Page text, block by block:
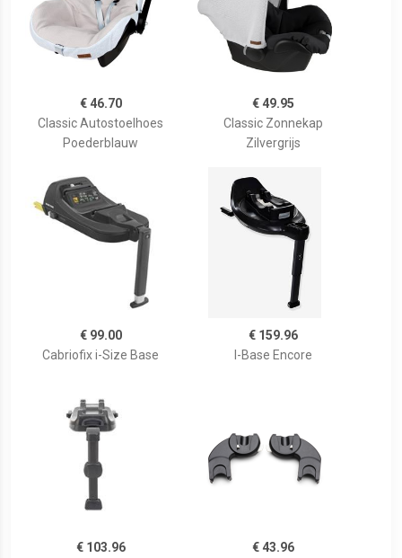
€ 46.70
Classic Autostoelhoes
Poederblauw
€ 49.95
Classic Zonnekap
Zilvergrijs
€ 99.00
Cabriofix i-Size Base
€ 159.96
I-Base Encore
€ 103.96 € 43.96